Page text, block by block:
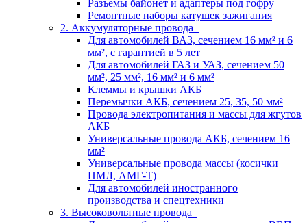
Разъемы байонет и адаптеры под гофру
Ремонтные наборы катушек зажигания
2. Аккумуляторные провода
Для автомобилей ВАЗ, сечением 16 мм² и 6
мм², с гарантией в 5 лет
Для автомобилей ГАЗ и УАЗ, сечением 50
мм², 25 мм², 16 мм² и 6 мм²
Клеммы и крышки АКБ
Перемычки АКБ, сечением 25, 35, 50 мм²
Провода электропитания и массы для жгутов
АКБ
Универсальные провода АКБ, сечением 16
мм²
Универсальные провода массы (косички
ПМЛ, АМГ-Т)
Для автомобилей иностранного
производства и спецтехники
3. Высоковольтные провода